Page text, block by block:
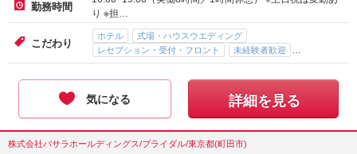
勤務時間
り ※担…
こだわり
ホテル
式場・ハウスウエディング
レセプション・受付・フロント
未経験者歓迎
駅直結（駅ビル）
気になる 詳細を見る
株式会社バサラホールディングス/ブライダル/東京都(町田市)